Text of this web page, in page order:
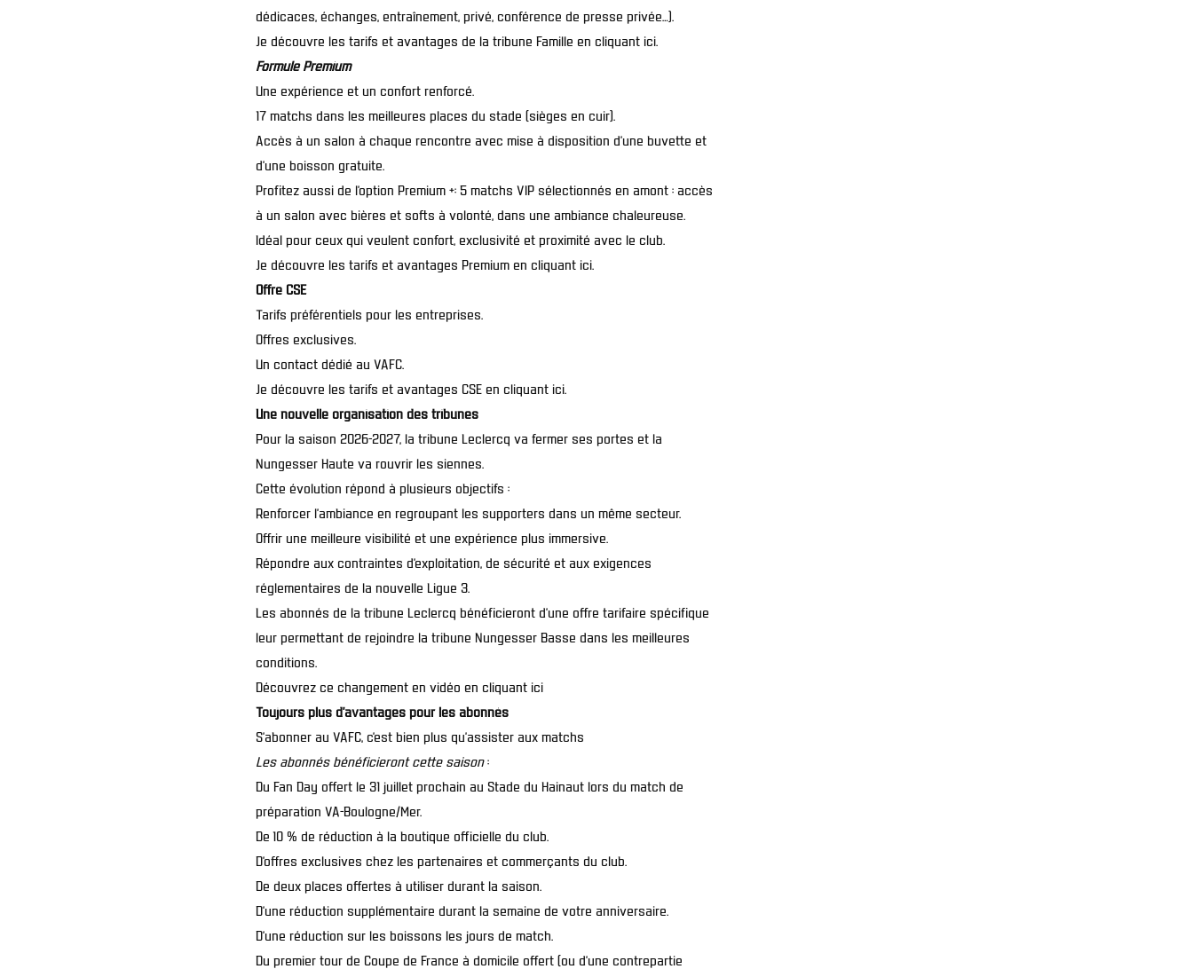
dédicaces, échanges, entraînement, privé, conférence de presse privée…).
Je découvre les tarifs et avantages de la tribune Famille en cliquant ici.
Formule Premium
Une expérience et un confort renforcé.
17 matchs dans les meilleures places du stade (sièges en cuir).
Accès à un salon à chaque rencontre avec mise à disposition d’une buvette et
d’une boisson gratuite.
Profitez aussi de l’option Premium +: 5 matchs VIP sélectionnés en amont : accès
à un salon avec bières et softs à volonté, dans une ambiance chaleureuse.
Idéal pour ceux qui veulent confort, exclusivité et proximité avec le club.
Je découvre les tarifs et avantages Premium en cliquant ici.
Offre CSE
Tarifs préférentiels pour les entreprises.
Offres exclusives.
Un contact dédié au VAFC.
Je découvre les tarifs et avantages CSE en cliquant ici.
Une nouvelle organisation des tribunes
Pour la saison 2026-2027, la tribune Leclercq va fermer ses portes et la
Nungesser Haute va rouvrir les siennes.
Cette évolution répond à plusieurs objectifs :
Renforcer l’ambiance en regroupant les supporters dans un même secteur.
Offrir une meilleure visibilité et une expérience plus immersive.
Répondre aux contraintes d’exploitation, de sécurité et aux exigences
réglementaires de la nouvelle Ligue 3.
Les abonnés de la tribune Leclercq bénéficieront d’une offre tarifaire spécifique
leur permettant de rejoindre la tribune Nungesser Basse dans les meilleures
conditions.
Découvrez ce changement en vidéo en cliquant ici
Toujours plus d’avantages pour les abonnés
S’abonner au VAFC, c’est bien plus qu’assister aux matchs
Les abonnés bénéficieront cette saison:
Du Fan Day offert le 31 juillet prochain au Stade du Hainaut lors du match de
préparation VA-Boulogne/Mer.
De 10 % de réduction à la boutique officielle du club.
D’offres exclusives chez les partenaires et commerçants du club.
De deux places offertes à utiliser durant la saison.
D’une réduction supplémentaire durant la semaine de votre anniversaire.
D’une réduction sur les boissons les jours de match.
Du premier tour de Coupe de France à domicile offert (ou d’une contrepartie